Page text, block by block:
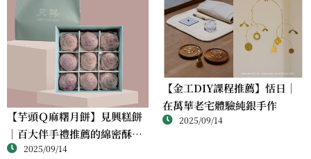
【芋頭Ｑ麻糬月餅】見興糕餅
｜百大伴手禮推薦的綿密酥香
新體驗2025/09/14
【金工DIY課程推薦】恬日｜
在萬華老宅體驗純銀手作
2025/09/14